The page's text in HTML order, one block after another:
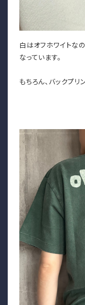
白はオフホワイトな
なっています。
もちろん、バックプリ